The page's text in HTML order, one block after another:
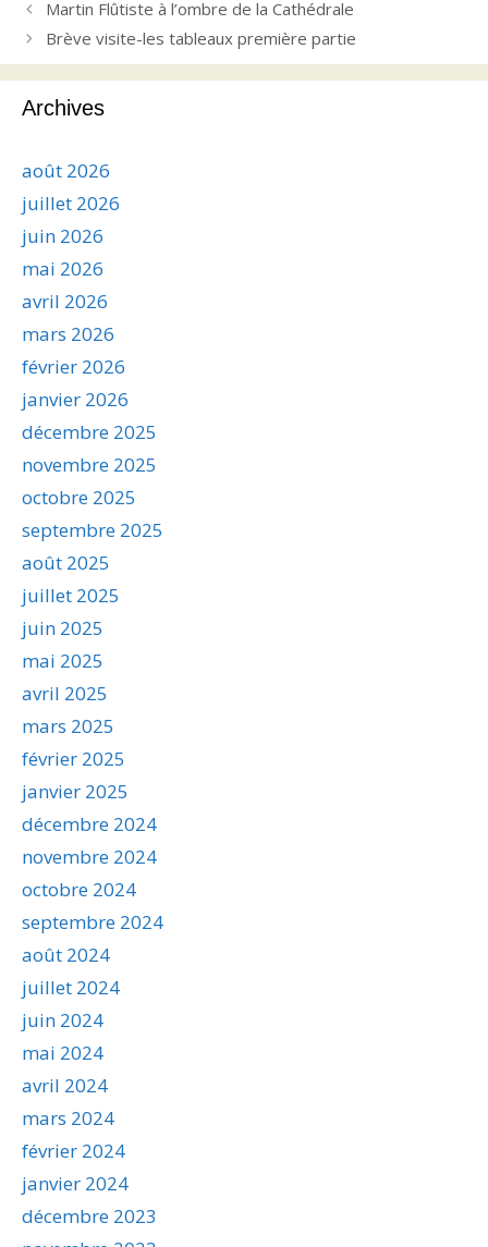
Martin Flûtiste à l’ombre de la Cathédrale
Brève visite-les tableaux première partie
Archives
août 2026
juillet 2026
juin 2026
mai 2026
avril 2026
mars 2026
février 2026
janvier 2026
décembre 2025
novembre 2025
octobre 2025
septembre 2025
août 2025
juillet 2025
juin 2025
mai 2025
avril 2025
mars 2025
février 2025
janvier 2025
décembre 2024
novembre 2024
octobre 2024
septembre 2024
août 2024
juillet 2024
juin 2024
mai 2024
avril 2024
mars 2024
février 2024
janvier 2024
décembre 2023